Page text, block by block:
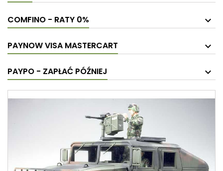
COMFINO - RATY 0%
PAYNOW VISA MASTERCART
PAYPO - ZAPŁAĆ PÓŹNIEJ